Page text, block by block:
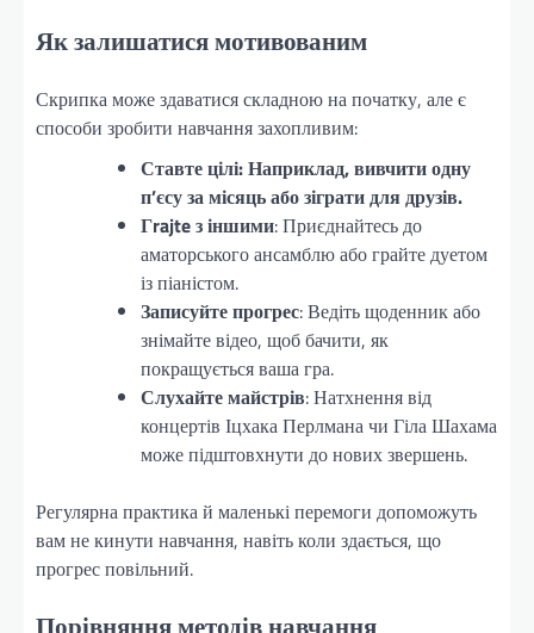
Як залишатися мотивованим
Скрипка може здаватися складною на початку, але є
способи зробити навчання захопливим:
Ставте цілі: Наприклад, вивчити одну
п’єсу за місяць або зіграти для друзів.
Гrajte з іншими: Приєднайтесь до
аматорського ансамблю або грайте дуетом
із піаністом.
Записуйте прогрес: Ведіть щоденник або
знімайте відео, щоб бачити, як
покращується ваша гра.
Слухайте майстрів: Натхнення від
концертів Іцхака Перлмана чи Гіла Шахама
може підштовхнути до нових звершень.
Регулярна практика й маленькі перемоги допоможуть
вам не кинути навчання, навіть коли здається, що
прогрес повільний.